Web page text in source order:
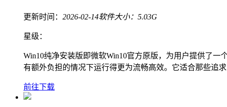
更新时间： 2026-02-14软件大小： 5.03G
星级：
Win10纯净安装版即微软Win10官方原版，为用户提供了
有额外负担的情况下运行得更为流畅高效。它适合那些追
前往下载